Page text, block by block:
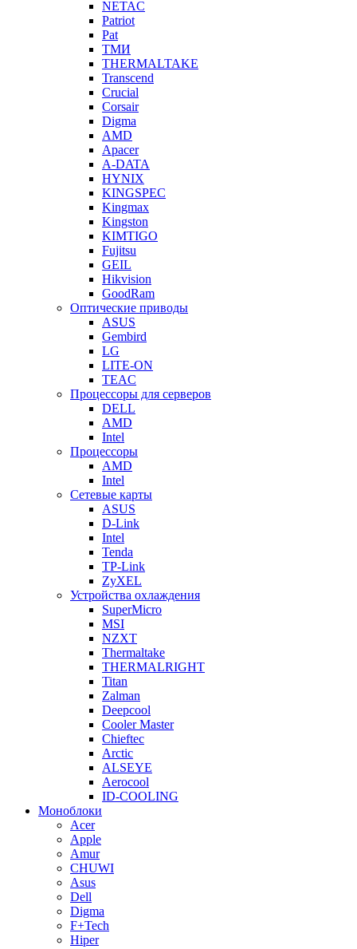
NETAC
Patriot
Pat
ТМИ
THERMALTAKE
Transcend
Crucial
Corsair
Digma
AMD
Apacer
A-DATA
HYNIX
KINGSPEC
Kingmax
Kingston
KIMTIGO
Fujitsu
GEIL
Hikvision
GoodRam
Оптические приводы
ASUS
Gembird
LG
LITE-ON
TEAC
Процессоры для серверов
DELL
AMD
Intel
Процессоры
AMD
Intel
Сетевые карты
ASUS
D-Link
Intel
Tenda
TP-Link
ZyXEL
Устройства охлаждения
SuperMicro
MSI
NZXT
Thermaltake
THERMALRIGHT
Titan
Zalman
Deepcool
Cooler Master
Chieftec
Arctic
ALSEYE
Aerocool
ID-COOLING
Моноблоки
Acer
Apple
Amur
CHUWI
Asus
Dell
Digma
F+Tech
Hiper